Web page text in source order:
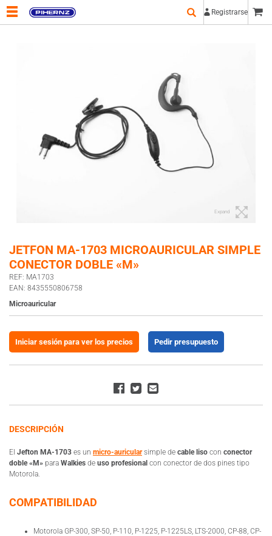
Registrarse
Expand
JETFON MA-1703 MICROAURICULAR SIMPLE
CONECTOR DOBLE «M»
REF: MA1703
EAN: 8435550806758
Microauricular
Iniciar sesión para ver los precios Pedir presupuesto
DESCRIPCIÓN
El Jefton MA-1703 es un micro-auricularsimple de cable liso con conector
doble «M» para Walkies de uso profesional con conector de dos pines tipo
Motorola.
COMPATIBILIDAD
Motorola GP-300, SP-50, P-110, P-1225, P-1225LS, LTS-2000, CP-88, CP-